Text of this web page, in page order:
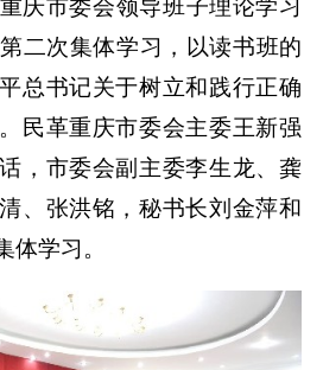
庆市委会领导班子理论学习
二次集体学习，以读书班的
总书记关于树立和践行正确
民革重庆市委会主委王新强
，市委会副主委李生龙、龚
、张洪铭，秘书长刘金萍和
体学习。